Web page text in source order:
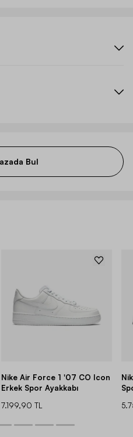
Bul
Nike Air Force 1 '07 CO Icon
Erkek Spor Ayakkabı
7.199,90 TL